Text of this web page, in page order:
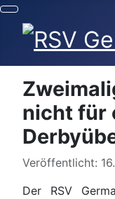
nicht für
Details
Veröffentlicht:
Der RSV